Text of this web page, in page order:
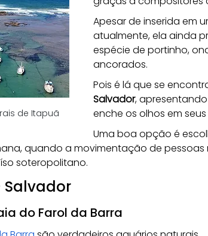
de Itapuã
Apesar de inserida em
atualmente, ela ainda
espécie de portinho,
ancorados.
Pois é lá que se
Salvador,
enche os olhos em
Uma boa opção é
quando a movimentação de pessoas
soteropolitano.
Salvador
do Farol da Barra